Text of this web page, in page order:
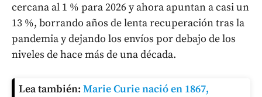
cercana al 1 % para 2026 y ahora apuntan a casi un
13 %, borrando años de lenta recuperación tras la
pandemia y dejando los envíos por debajo de los
niveles de hace más de una década.
Lea también: Marie Curie nació en 1867,